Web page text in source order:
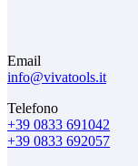
Email
info@vivatools.it
Telefono
+39 0833 691042
+39 0833 692057